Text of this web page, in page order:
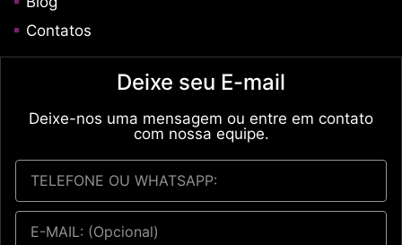
Contatos
Deixe seu E-mail
Deixe-nos uma mensagem ou entre em contato
com nossa equipe.